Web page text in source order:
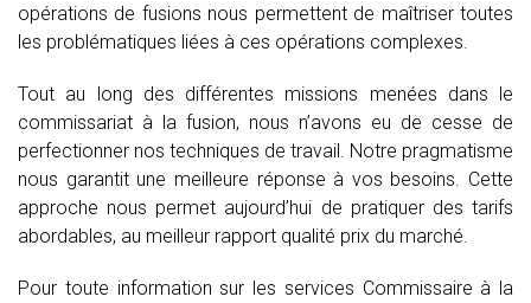
opérations de fusions nous permettent de maîtriser toutes
les problématiques liées à ces opérations complexes.
Tout au long des différentes missions menées dans le
commissariat à la fusion, nous n’avons eu de cesse de
perfectionner nos techniques de travail. Notre pragmatisme
nous garantit une meilleure réponse à vos besoins. Cette
approche nous permet aujourd’hui de pratiquer des tarifs
abordables, au meilleur rapport qualité prix du marché.
Pour toute information sur les services Commissaire à la